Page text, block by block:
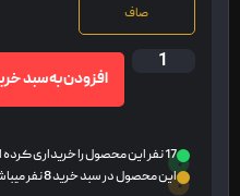
صاف
افزودن به سبد خرید
17 نفر این محصول را خریداری کرده اند.
این محصول در سبد خرید 8 نفر میباشد.